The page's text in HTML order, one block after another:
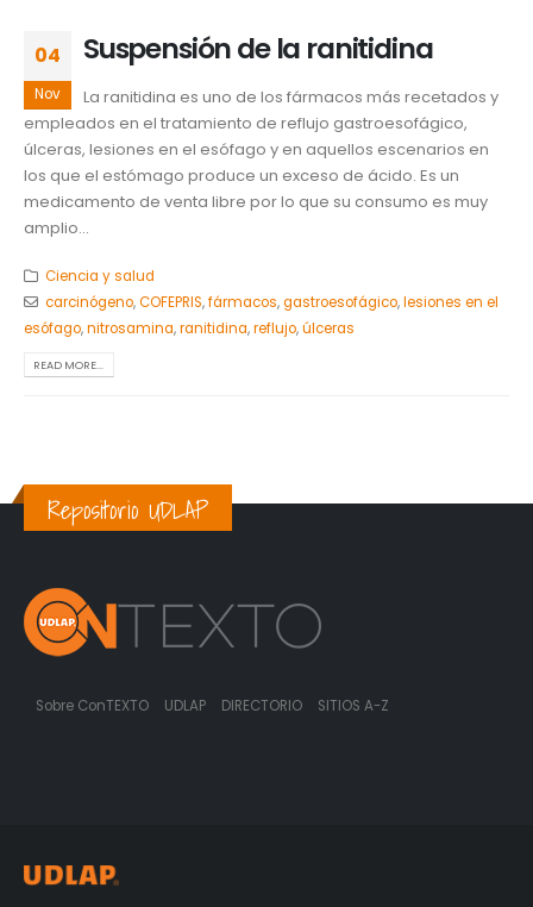
04
Nov
Suspensión de la ranitidina
La ranitidina es uno de los fármacos más recetados y
empleados en el tratamiento de reflujo gastroesofágico,
úlceras, lesiones en el esófago y en aquellos escenarios en
los que el estómago produce un exceso de ácido. Es un
medicamento de venta libre por lo que su consumo es muy
amplio...
Ciencia y salud
carcinógeno,COFEPRIS,fármacos,gastroesofágico,lesiones en el
esófago,nitrosamina,ranitidina,reflujo,úlceras
READ MORE...
Repositorio UDLAP
Sobre ConTEXTO UDLAP DIRECTORIO SITIOS A-Z